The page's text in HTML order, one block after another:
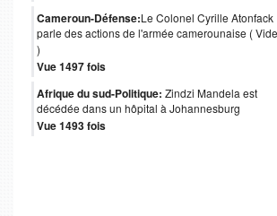
Cameroun-Défense:Le Colonel Cyrille Atonfack
parle des actions de l'armée camerounaise (
)
Vue 1497 fois
Afrique du sud-Politique: Zindzi Mandela est
décédée dans un hôpital à Johannesburg
Vue 1493 fois